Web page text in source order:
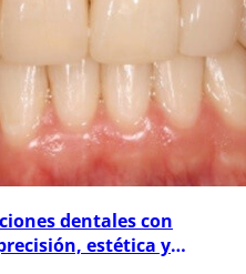
dentales con
estética y